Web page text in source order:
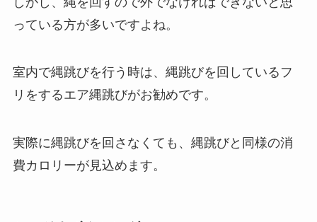
っている方が多いですよね。
室内で縄跳びを行う時は、縄跳びを回しているフ
リをするエア縄跳びがお勧めです。
実際に縄跳びを回さなくても、縄跳びと同様の消
費カロリーが見込めます。